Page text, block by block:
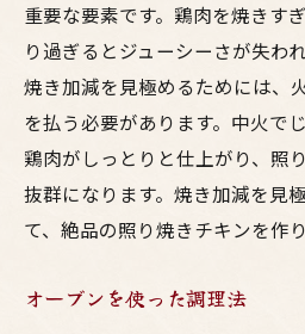
重要な要素です。鶏肉を焼きす
り過ぎるとジューシーさが失わ
焼き加減を見極めるためには、
を払う必要があります。中火で
鶏肉がしっとりと仕上がり、照
抜群になります。焼き加減を見
て、絶品の照り焼きチキンを作
オーブンを使った調理法